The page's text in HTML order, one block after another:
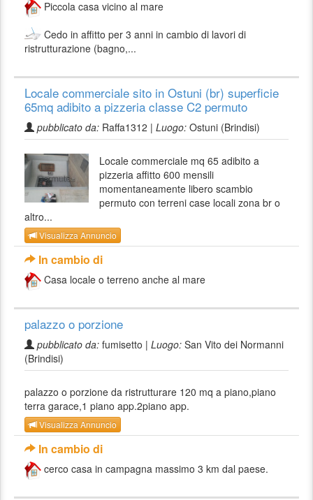
Piccola casa vicino al mare
Cedo in affitto per 3 anni in cambio di lavori di
ristrutturazione (bagno,...
Locale commerciale sito in Ostuni (br) superficie
65mq adibito a pizzeria classe C2 permuto
pubblicato da: Raffa1312 | Luogo: Ostuni (Brindisi)
Locale commerciale mq 65 adibito a
pizzeria affitto 600 mensili
momentaneamente libero scambio
permuto con terreni case locali zona br o
altro...
Visualizza Annuncio
In cambio di
Casa locale o terreno anche al mare
palazzo o porzione
pubblicato da: fumisetto | Luogo: San Vito dei Normanni
(Brindisi)
palazzo o porzione da ristrutturare 120 mq a piano,piano
terra garace,1 piano app.2piano app.
Visualizza Annuncio
In cambio di
cerco casa in campagna massimo 3 km dal paese.